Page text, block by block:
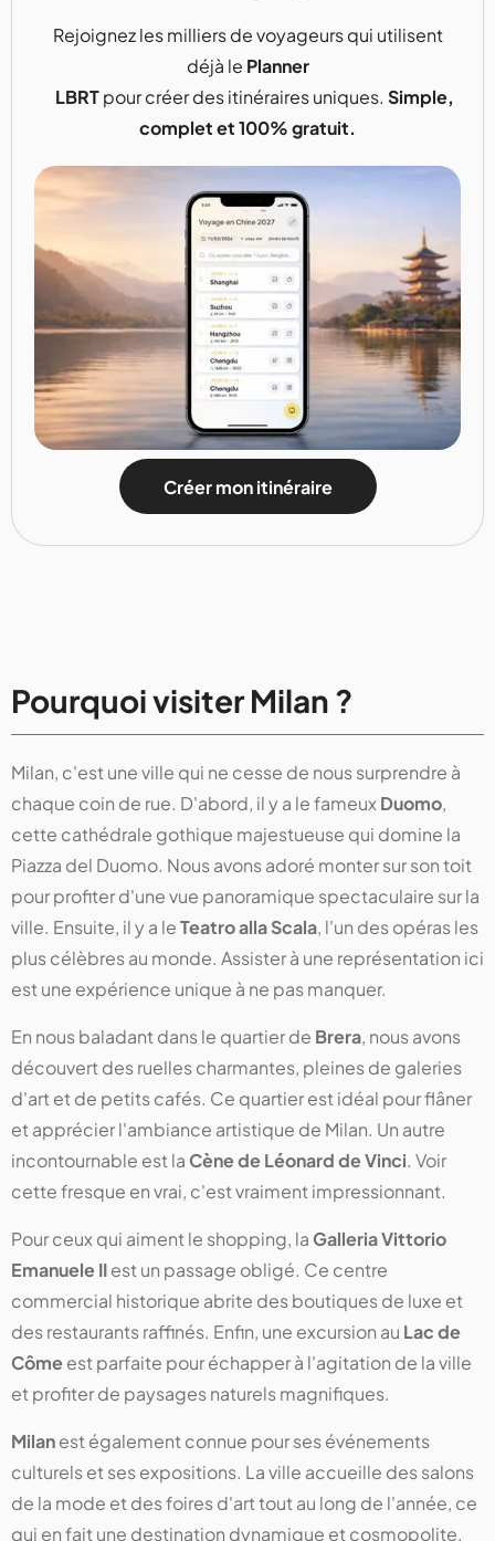
Rejoignez les milliers de voyageurs qui utilisent
déjà le Planner
LBRTpour créer des itinéraires uniques. Simple,
complet et 100% gratuit.
Créer mon itinéraire
Pourquoi visiter Milan ?
Milan, c'est une ville qui ne cesse de nous surprendre à
chaque coin de rue. D'abord, il y a le fameuxDuomo,
cette cathédrale gothique majestueuse qui domine la
Piazza del Duomo. Nous avons adoré monter sur son toit
pour profiter d'une vue panoramique spectaculaire sur la
ville. Ensuite, il y a leTeatro alla Scala, l'un des opéras les
plus célèbres au monde. Assister à une représentation ici
est une expérience unique à ne pas manquer.
En nous baladant dans le quartier de Brera, nous avons
découvert des ruelles charmantes, pleines de galeries
d'art et de petits cafés. Ce quartier est idéal pour flâner
et apprécier l'ambiance artistique de Milan. Un autre
incontournable est la Cène de Léonard de Vinci. Voir
cette fresque en vrai, c'est vraiment impressionnant.
Pour ceux qui aiment le shopping, la Galleria Vittorio
Emanuele IIest un passage obligé. Ce centre
commercial historique abrite des boutiques de luxe et
des restaurants raffinés. Enfin, une excursion au Lac de
Cômeest parfaite pour échapper à l'agitation de la ville
et profiter de paysages naturels magnifiques.
Milanest également connue pour ses événements
culturels et ses expositions. La ville accueille des salons
de la mode et des foires d'art tout au long de l'année, ce
qui en fait une destination dynamique et cosmopolite.